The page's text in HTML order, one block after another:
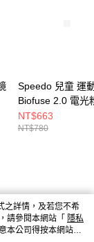
Speedo 兒童 運
Biofuse 2.0 電光
NT$663
NT$780
之詳情，及若您不希
請參閱本網站「 隱私
本公司得按本網站使